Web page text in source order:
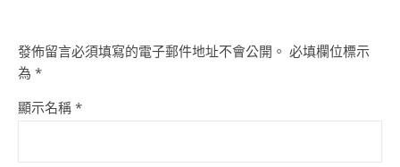
發佈留言必須填寫的電子郵件地址不會公開。 必填欄位標示
為 *
顯示名稱 *